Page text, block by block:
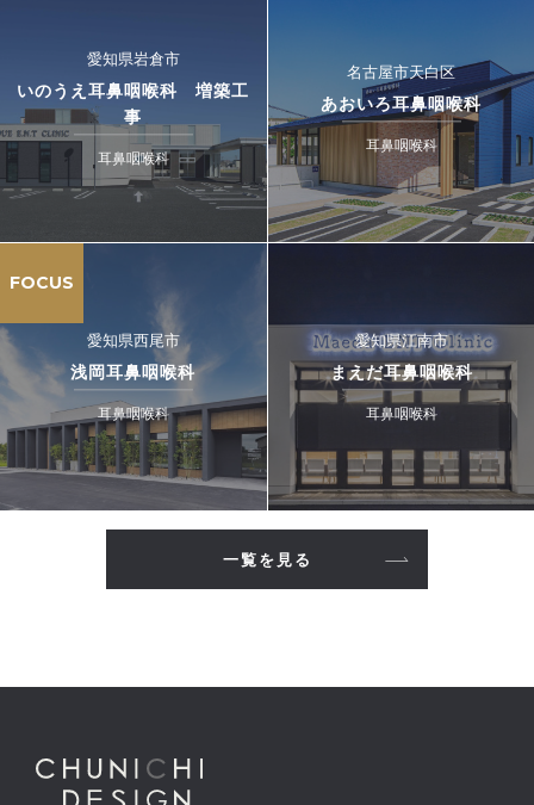
愛知県岩倉市
いのうえ耳鼻咽喉科 増築工
事
耳鼻咽喉科
名古屋市天白区
あおいろ耳鼻咽喉科
耳鼻咽喉科
FOCUS
愛知県西尾市
浅岡耳鼻咽喉科
耳鼻咽喉科
愛知県江南市
まえだ耳鼻咽喉科
耳鼻咽喉科
一覧を見る